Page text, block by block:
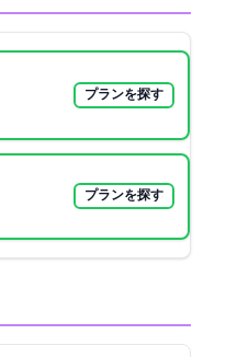
プランを探す
プランを探す